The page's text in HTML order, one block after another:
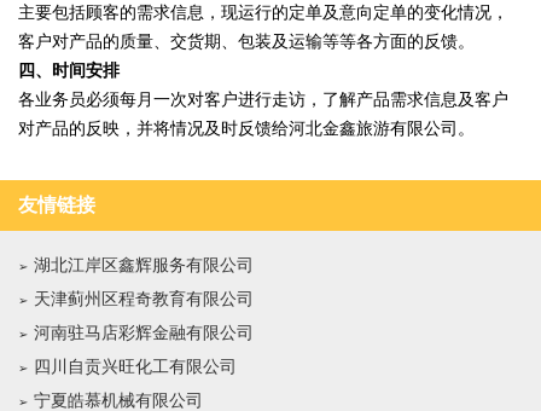
主要包括顾客的需求信息，现运行的定单及意向定单的变化情况，
客户对产品的质量、交货期、包装及运输等等各方面的反馈。
四、时间安排
各业务员必须每月一次对客户进行走访，了解产品需求信息及客户
对产品的反映，并将情况及时反馈给河北金鑫旅游有限公司。
友情链接
湖北江岸区鑫辉服务有限公司
天津蓟州区程奇教育有限公司
河南驻马店彩辉金融有限公司
四川自贡兴旺化工有限公司
宁夏皓慕机械有限公司